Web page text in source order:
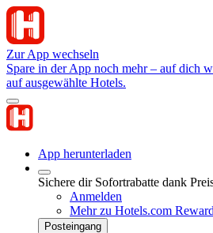
Zur App wechseln
Spare in der App noch mehr – auf dich
auf ausgewählte Hotels.
App herunterladen
Sichere dir Sofortrabatte dank
Anmelden
Mehr zu Hotels.com
Posteingang